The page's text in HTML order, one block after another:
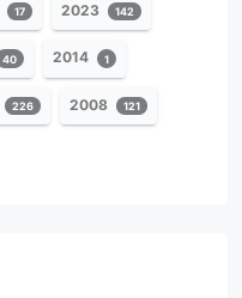
17 2023 142
40 2014 1
226 2008 121